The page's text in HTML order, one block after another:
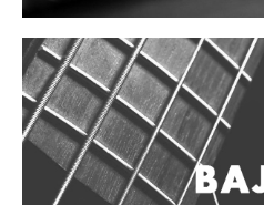
Baquetas, mazos y bolillos
Pergaminos
Liras
Guiros
Vientos
Accesorios